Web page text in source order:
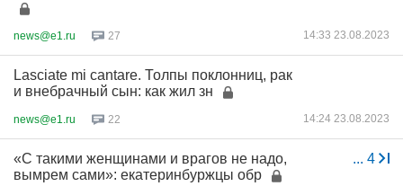
news@e1.ru 27 14:33 23.08.2023
Lasciate mi cantare. Толпы поклонниц, рак
и внебрачный сын: как жил зн
news@e1.ru 22 14:24 23.08.2023
... 4
«С такими женщинами и врагов не надо,
вымрем сами»: екатеринбуржцы обр